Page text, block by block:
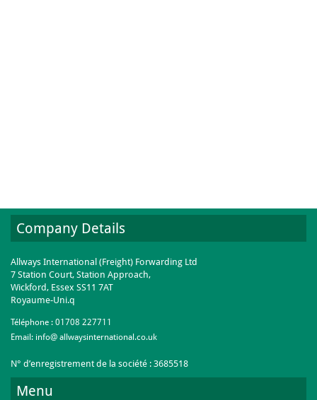
Company Details
Allways International (Freight) Forwarding Ltd
7 Station Court, Station Approach,
Wickford, Essex SS11 7AT
Royaume-Uni.q
Téléphone : 01708 227711
Email: info@ allwaysinternational.co.uk
N° d’enregistrement de la société : 3685518
Menu